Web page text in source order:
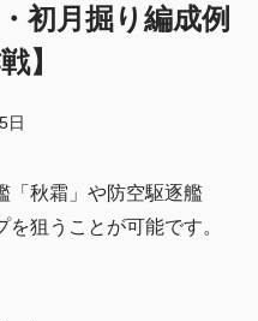
初月掘り編成例
】
日
「秋霜」や防空駆逐艦
を狙うことが可能です。